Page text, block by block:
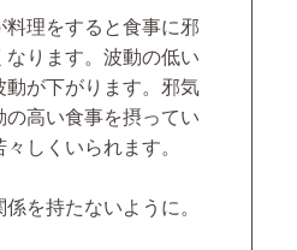
理をすると食事に邪
ります。波動の低い
動が下がります。邪気
高い食事を摂ってい
しくいられます。
を持たないように。